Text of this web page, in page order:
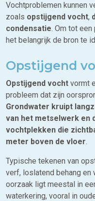
Vochtproblemen kunnen
zoals opstijgend vocht,
condensatie. Om tot
het belangrijk de bron te
Opstijgend
Opstijgend vocht vormt
probleem dat zijn
Grondwater kruipt
van het metselwerk en
vochtplekken die
meter boven de vloer.
Typische tekenen van
verf, loslatend behang en
oorzaak ligt meestal in
waterkering, vooral in